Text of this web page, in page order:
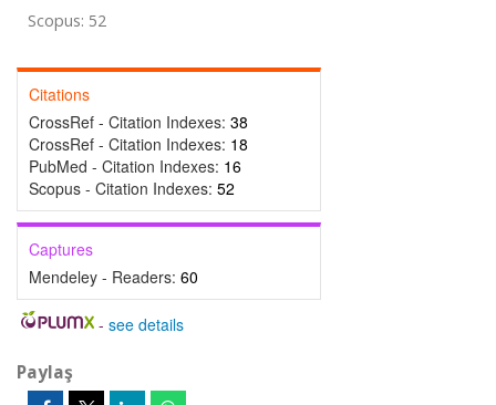
Scopus: 52
Citations
CrossRef - Citation Indexes: 38
CrossRef - Citation Indexes: 18
PubMed - Citation Indexes: 16
Scopus - Citation Indexes: 52
Captures
Mendeley - Readers: 60
- see details
Paylaş